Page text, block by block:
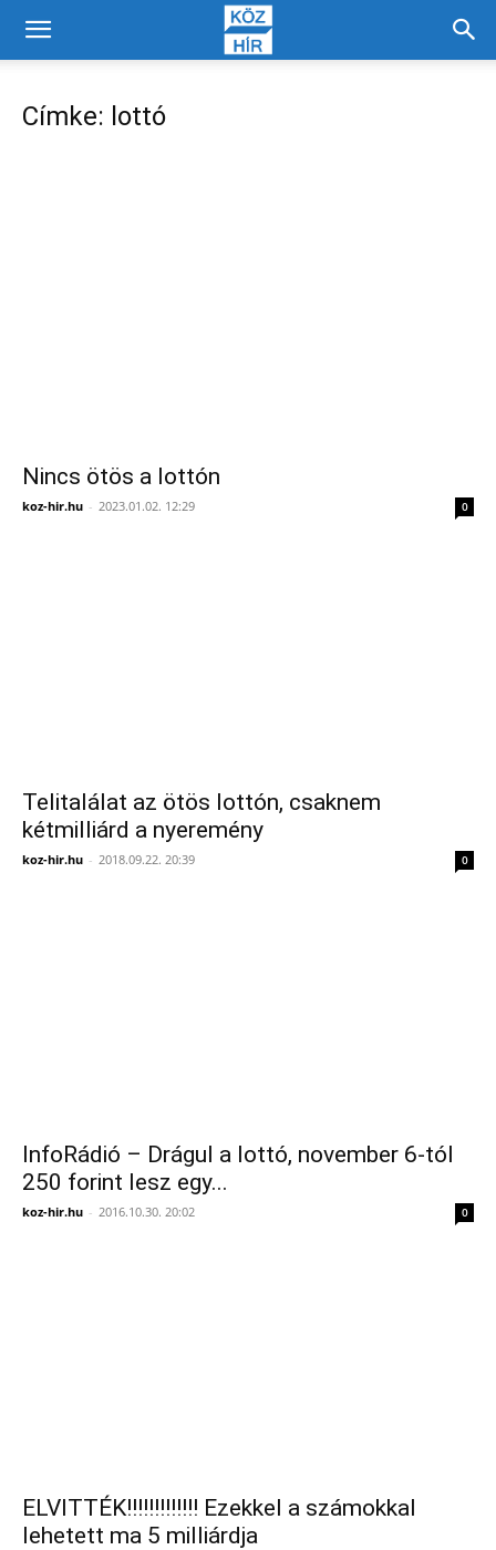
Címke: lottó
Nincs ötös a lottón
koz-hir.hu - 2023.01.02. 12:29 0
Telitalálat az ötös lottón, csaknem
kétmilliárd a nyeremény
koz-hir.hu - 2018.09.22. 20:39 0
InfoRádió – Drágul a lottó, november 6-tól
250 forint lesz egy...
koz-hir.hu - 2016.10.30. 20:02 0
ELVITTÉK!!!!!!!!!!!!! Ezekkel a számokkal
lehetett ma 5 milliárdja